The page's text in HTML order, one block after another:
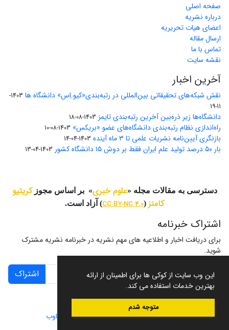
این وب سایت از کوکی ها برای اطمینان از ارائه
بهترین خدمات استفاده می کند.
متوجه شدم
صفحه اصلی
درباره نشریه
اعضای هیات تحریریه
ارسال مقاله
تماس با ما
نقشه سایت
آخرین اخبار
نقش شبکه‌های تحقیقاتی بین‌المللی در رتبه‌بندی«کیو.اِس» دانشگاه ها
1403-
11-19
دانشگاه‌ها زیر ذره‌بین آخرین رتبه‌بندی تایمز 1403-08-18
راه‌اندازی نظام رتبه‌بندی دانشگاه‌‌های عضو «بریکس» 1403-08-10
بازنگری آیین‌نامه نشریات علمی تا ۳ ماه آینده 1403-04-14
بار ۵۰ درصد تولید علم ایران فقط بر دوش ۱۵ دانشگاه کشور 1403-04-13
دسترسی به مقالات مجله «علوم خبری» بر اساس مجوزکریتیو
کامنز (
CC BY-NC 4.0) آزاد است.
اشتراک خبرنامه
برای دریافت اخبار و اطلاعیه های مهم نشریه در خبرنامه نشریه مشترک
شوید.
اشتراک
سامانه مدیریت نشریات علمی.طراحی و پیاده سازی از سیناوب